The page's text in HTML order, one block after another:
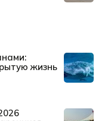
жизнь